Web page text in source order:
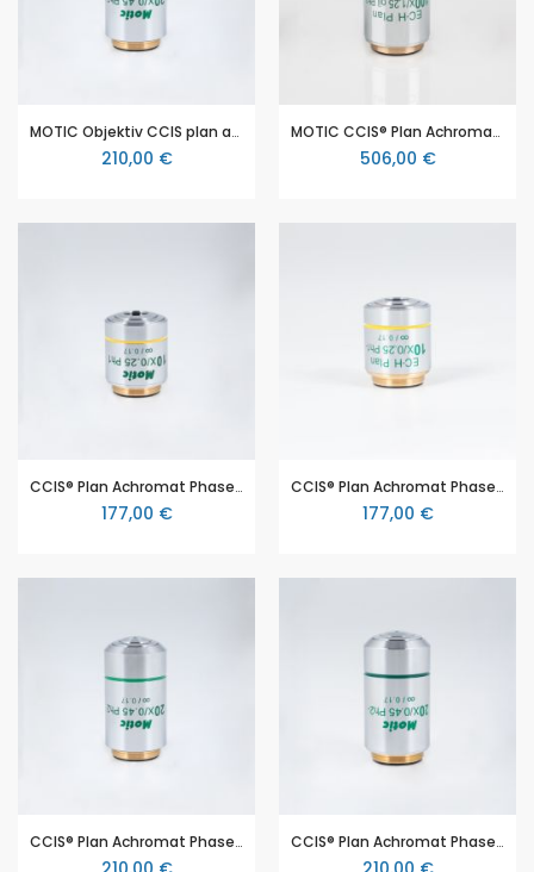
MOTIC Objektiv CCIS plan achromat, phase pos., EC-H PLPH, 20X / 0.45 (WD=0,9mm)
210,00 €
MOTIC CCIS® Plan Achromat Phasen Objektiv EC-H PL Ph 100X/1.25 (Feder/Öl) (AA=0.15mm), positiver Phasenkontrast
506,00 €
CCIS® Plan Achromat Phasen Objektiv EC-H PL Ph 10X/0.25 (AA=17.4mm), positiver Phasenkontrast
177,00 €
CCIS® Plan Achromat Phasen Objektiv EC-H PL Ph 10X/0.25 (AA=17.4mm), negativer Phasenkontrast
177,00 €
CCIS® Plan Achromat Phasen Objektiv EC-H PL Ph 20X/0.45 (AA=0.9 mm), positiver Phasenkontrast CCIS® Plan Achromat Phasen Objektiv EC-H PL Ph 20X/0.45 (AA=0.9 mm), negativer Phasenkontrast